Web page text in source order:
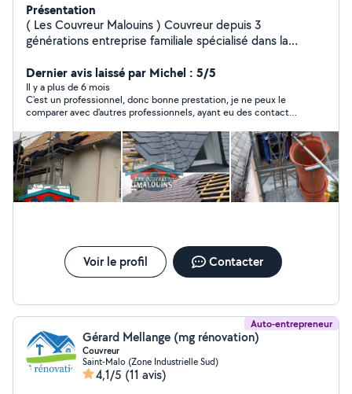
Présentation
( Les Couvreur Malouins ) Couvreur depuis 3
générations entreprise familiale spécialisé dans la
charpente traditionnelle, l'isolation et l'entretien de
toiture.
Dernier avis laissé par Michel : 5/5
Il y a plus de 6 mois
C'est un professionnel, donc bonne prestation, je ne peux le
comparer avec d'autres professionnels, ayant eu des contacts,
Voir le profil Contacter
Auto-entrepreneur
Gérard Mellange (mg rénovation)
Couvreur
Saint-Malo (Zone Industrielle Sud)
4,1/5 (11 avis)